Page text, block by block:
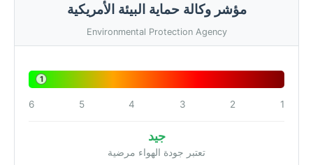
مؤشر وكالة حماية البيئة الأمريكية
Environmental Protection Agency
1
1
2
3
4
5
6
جيد
تعتبر جودة الهواء مرضية